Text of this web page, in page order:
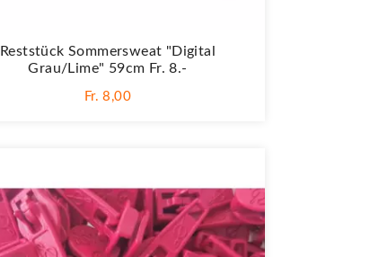
Reststück Sommersweat "Digital
Grau/lime" 59cm Fr. 8.-
Fr. 8,00